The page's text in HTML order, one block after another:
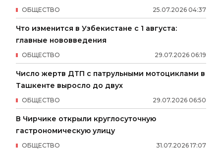
25.07.2026 04:37
ОБЩЕСТВО
Что изменится в Узбекистане с 1 августа:
главные нововведения
29.07.2026 06:19
ОБЩЕСТВО
Число жертв ДТП с патрульными мотоциклами в
Ташкенте выросло до двух
29.07.2026 06:50
ОБЩЕСТВО
В Чирчике открыли круглосуточную
гастрономическую улицу
31.07.2026 17:07
ОБЩЕСТВО